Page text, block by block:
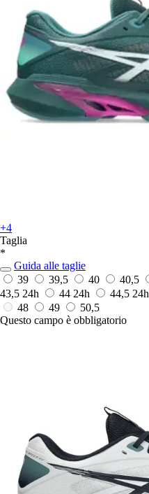
+4
Taglia
*
Guida alle taglie
39
39,5 40 40,5
43,5 24h 44 24h 44,5 24h
48
49
50,5
Questo campo è obbligatorio